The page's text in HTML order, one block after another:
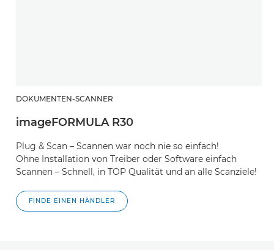
DOKUMENTEN-SCANNER
imageFORMULA R30
Plug & Scan – Scannen war noch nie so einfach!
Ohne Installation von Treiber oder Software einfach
Scannen – Schnell, in TOP Qualität und an alle Scanziele!
FINDE EINEN HÄNDLER